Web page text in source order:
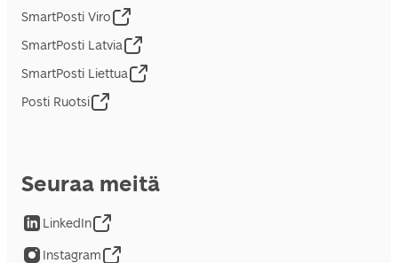
SmartPosti Viro
SmartPosti Latvia
SmartPosti Liettua
Posti Ruotsi
Seuraa meitä
LinkedIn
Instagram